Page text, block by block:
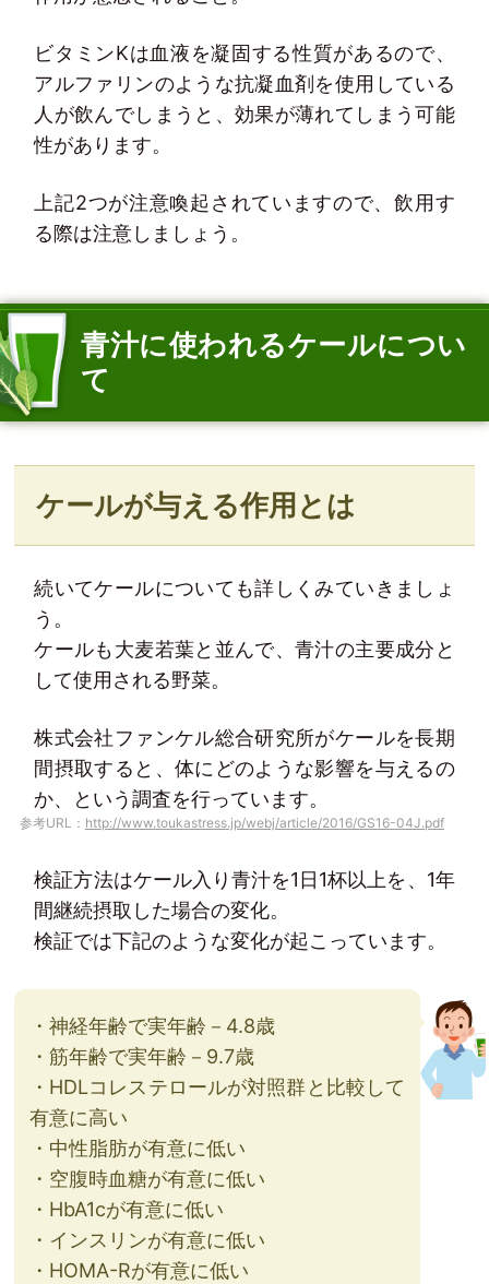
ビタミンKは血液を凝固する性質があるので、
アルファリンのような抗凝血剤を使用している
人が飲んでしまうと、効果が薄れてしまう可能
性があります。
上記2つが注意喚起されていますので、飲用す
る際は注意しましょう。
青汁に使われるケールについ
て
ケールが与える作用とは
続いてケールについても詳しくみていきましょ
う。
ケールも大麦若葉と並んで、青汁の主要成分と
して使用される野菜。
株式会社ファンケル総合研究所がケールを長期
間摂取すると、体にどのような影響を与えるの
か、という調査を行っています。
参考URL： http://www.toukastress.jp/webj/article/2016/GS16-04J.pdf
検証方法はケール入り青汁を1日1杯以上を、1年
間継続摂取した場合の変化。
検証では下記のような変化が起こっています。
・神経年齢で実年齢－4.8歳
・筋年齢で実年齢－9.7歳
・HDLコレステロールが対照群と比較して
有意に高い
・中性脂肪が有意に低い
・空腹時血糖が有意に低い
・HbA1cが有意に低い
・インスリンが有意に低い
・HOMA-Rが有意に低い